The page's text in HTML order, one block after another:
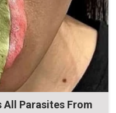
All Parasites From